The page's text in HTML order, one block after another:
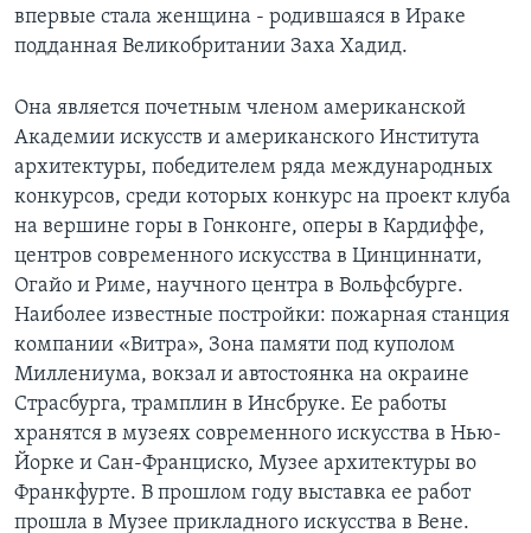
впервые стала женщина - родившаяся в Ираке
подданная Великобритании Заха Хадид.
Она является почетным членом американской
Академии искусств и американского Института
архитектуры, победителем ряда международных
конкурсов, среди которых конкурс на проект клуба
на вершине горы в Гонконге, оперы в Кардиффе,
центров современного искусства в Цинциннати,
Огайо и Риме, научного центра в Вольфсбурге.
Наиболее известные постройки: пожарная станция
компании «Витра», Зона памяти под куполом
Миллениума, вокзал и автостоянка на окраине
Страсбурга, трамплин в Инсбруке. Ее работы
хранятся в музеях современного искусства в Нью-
Йорке и Сан-Франциско, Музее архитектуры во
Франкфурте. В прошлом году выставка ее работ
прошла в Музее прикладного искусства в Вене.